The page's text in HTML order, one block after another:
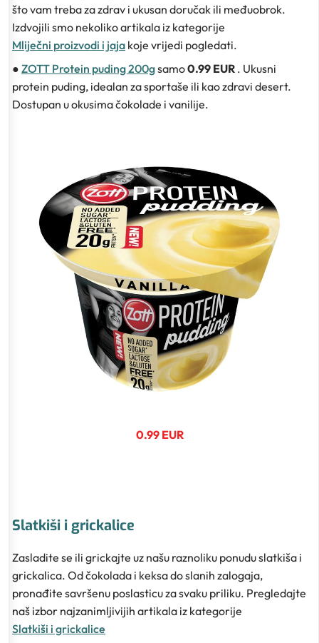
što vam treba za zdrav i ukusan doručak ili međuobrok.
Izdvojili smo nekoliko artikala iz kategorije
Mliječni proizvodi i jaja koje vrijedi pogledati.
● ZOTT Protein puding 200gsamo0.99 EUR . Ukusni
protein puding, idealan za sportaše ili kao zdravi desert.
Dostupan u okusima čokolade i vanilije.
0.99 EUR
Slatkiši i grickalice
Zasladite se ili grickajte uz našu raznoliku ponudu slatkiša i
grickalica. Od čokolada i keksa do slanih zalogaja,
pronađite savršenu poslasticu za svaku priliku. Pregledajte
naš izbor najzanimljivijih artikala iz kategorije
Slatkiši i grickalice